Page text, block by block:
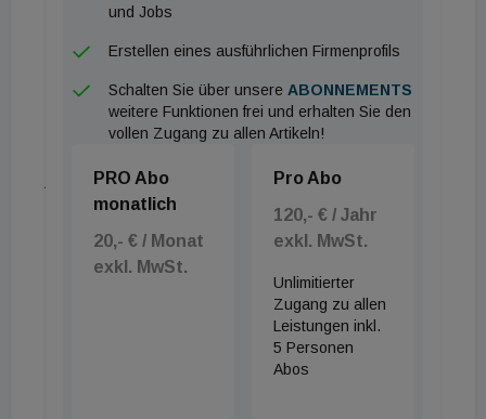
Die Stromnetze vieler Länder sind bereits heute
stark belastet. Zwar wächst der Anteil
jederzeit verfügbar. Hinzu kommt die steigende
Nachfrage durch die Elektrifizierung von Wärme und
Verkehr sowie durch das Wachstum von KI und
Rechenzentren. Die Ereignisse in den
Niederlanden, wie Einspeiseverbote, gekündigte
Verträge und die Blackout-Gefahr, zeigen, wie
schnell Netzstabilität zur Herausforderung wird. In
und Jobs
Erstellen eines ausführlichen Firmenprofils
Schalten Sie über unsere ABONNEMENTS
weitere Funktionen frei und erhalten Sie den
vollen Zugang zu allen Artikeln!
PRO Abo
monatlich
20,- € / Monat
exkl. MwSt.
Pro Abo
120,- € / Jahr
exkl. MwSt.
Unlimitierter
Zugang zu allen
Leistungen inkl.
5 Personen
Abos